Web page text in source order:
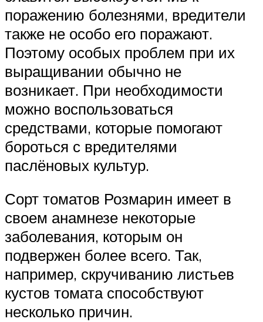
поражению болезнями, вредители
также не особо его поражают.
Поэтому особых проблем при их
выращивании обычно не
возникает. При необходимости
можно воспользоваться
средствами, которые помогают
бороться с вредителями
паслёновых культур.
Сорт томатов Розмарин имеет в
своем анамнезе некоторые
заболевания, которым он
подвержен более всего. Так,
например, скручиванию листьев
кустов томата способствуют
несколько причин.